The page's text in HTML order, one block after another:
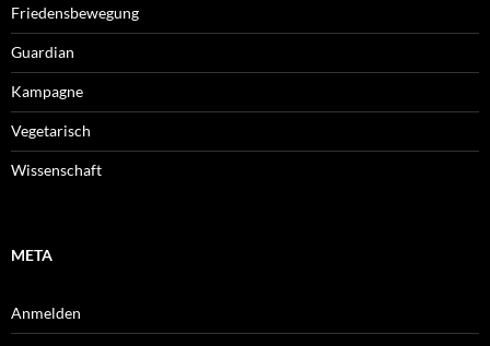
Friedensbewegung
Guardian
Kampagne
Vegetarisch
Wissenschaft
META
Anmelden